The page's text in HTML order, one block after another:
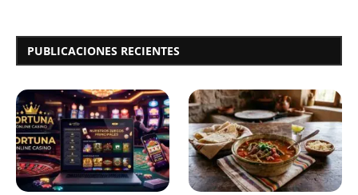
PUBLICACIONES RECIENTES